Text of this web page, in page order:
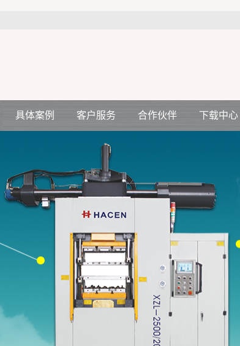
具体案例
电力配件行业
空调电机行业
各种减震件行业
橡胶杂件行业
客户服务
客户服务
合作伙伴 下载中心